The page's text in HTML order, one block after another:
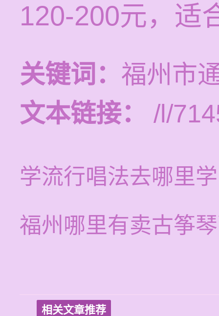
120-200元，适
关键词： 福州市
文本链接：
/l/
学流行唱法去哪里
福州哪里有卖古筝
相关文章推荐